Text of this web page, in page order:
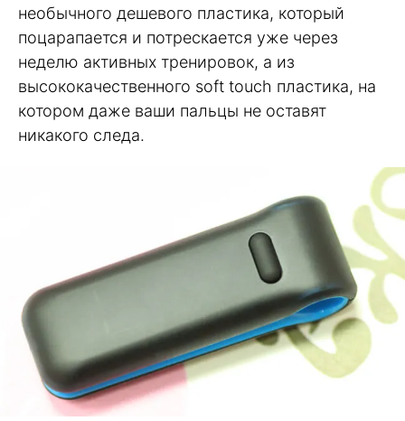
необычного дешевого пластика, который
поцарапается и потрескается уже через
неделю активных тренировок, а из
высококачественного soft touch пластика, на
котором даже ваши пальцы не оставят
никакого следа.